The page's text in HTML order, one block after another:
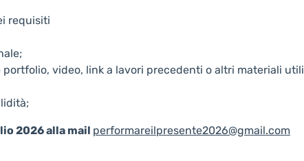
requisiti
video, link a lavori precedenti o altri materiali utili
2026 alla mail performareilpresente2026@gmail.com